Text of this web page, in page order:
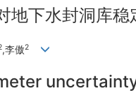
地下水封洞库稳
,李傲2